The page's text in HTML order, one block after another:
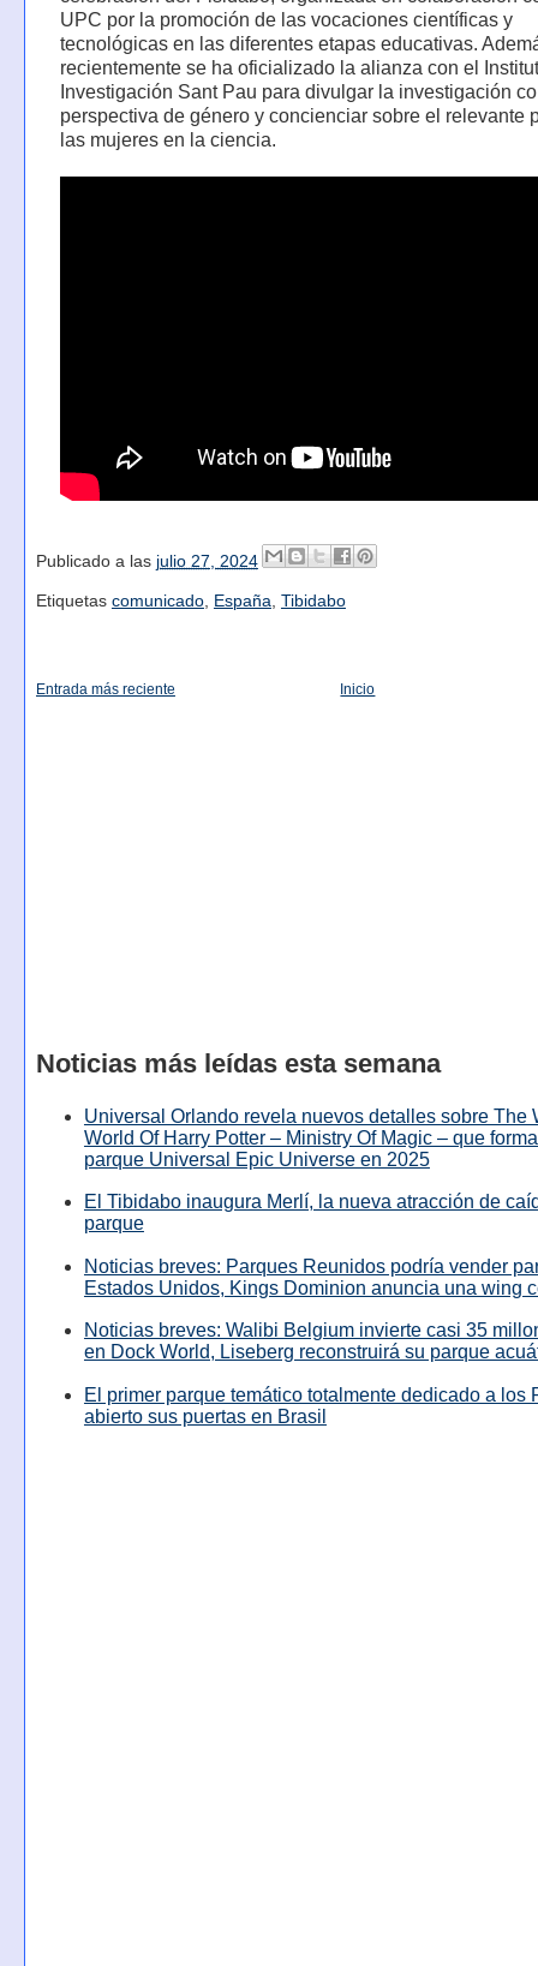
UPC por la promoción de las vocaciones científicas y
tecnológicas en las diferentes etapas educativas.
recientemente se ha oficializado la alianza con el
Investigación Sant Pau para divulgar la investigación
perspectiva de género y concienciar sobre el relevante
las mujeres en la ciencia.
Publicado a las julio 27, 2024
Etiquetas comunicado, España Tibidabo
Entrada más reciente Inicio
Noticias más leídas esta semana
Universal Orlando revela nuevos detalles sobre The
World Of Harry Potter – Ministry Of Magic – que
parque Universal Epic Universe en 2025
El Tibidabo inaugura Merlí, la nueva atracción de
parque
Noticias breves: Parques Reunidos podría vender
Estados Unidos, Kings Dominion anuncia una wing
Noticias breves: Walibi Belgium invierte casi 35
en Dock World, Liseberg reconstruirá su parque
El primer parque temático totalmente dedicado a los
abierto sus puertas en Brasil